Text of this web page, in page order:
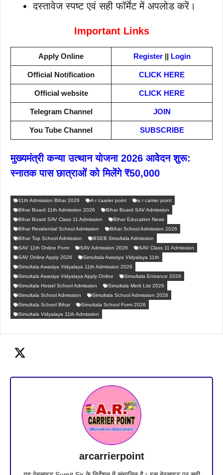
दस्तावेज स्पष्ट एवं सही फॉर्मेट में अपलोड करें।
Important Links
Apply Online Register|| Login
Official Notification CLICK HERE
Official website CLICK HERE
Telegram Channel JOIN
You Tube Channel SUBSCRIBE
मुख्यमंत्री कन्या उत्थान योजना 2026 आवेदन शुरू:
स्नातक पास छात्राओं को मिलेंगे ₹50,000
11th Admission Bihar 2026 A r caarier point
a r carrier point
Bihar Board 11th Admission 2026
Bihar Board SAV Admission
Bihar Board SAV Class 11 Admission
Bihar Education News
Bihar Residential School Admission
Bihar School Admission 2026
Bihar Top School Admission
BSEB Simultala Admission
SAV 11th Online Form
SAV Admission 2026
SAV Class 11 Admission
SAV Online Apply 2026
Simultala Awasiya Vidyalaya 11th
Simultala Awasiya Vidyalaya 11th Admission 2026
Simultala Awasiya Vidyalaya Apply Online
Simultala Entrance 2026
Simultala Hostel School Admission
Simultala Merit List 2026
Simultala School Admission
Simultala School Admission 2026
Simultala School Bihar
Simultala School Form 2026
Simultala Vidyalaya 11th Admission
arcarrierpoint